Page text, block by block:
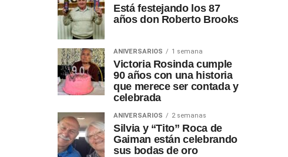
Está festejando los 87
años don Roberto Brooks
ANIVERSARIOS 1 semana
Victoria Rosinda cumple
90 años con una historia
que merece ser contada y
celebrada
ANIVERSARIOS 2 semanas
Silvia y “Tito” Roca de
Gaiman están celebrando
sus bodas de oro